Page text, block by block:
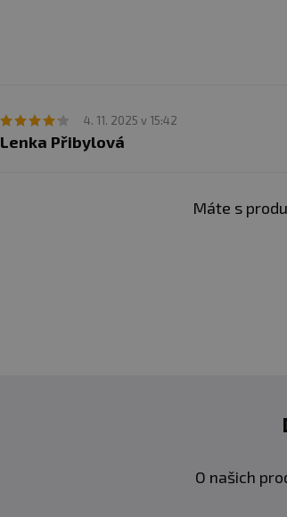
4. 11. 2025 v 15:42
Lenka Přibylová
Máte s
O našich